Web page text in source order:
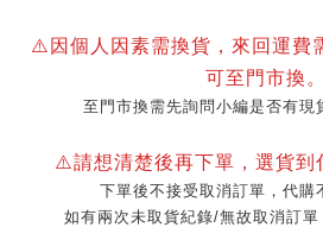
⚠️因個人因素需換貨，來回運費
可至門市換。
至門市換需先詢問小編是否有現
⚠️請想清楚後再下單，選貨到
下單後不接受取消訂單，代購
如有兩次未取貨紀錄/無故取消訂單